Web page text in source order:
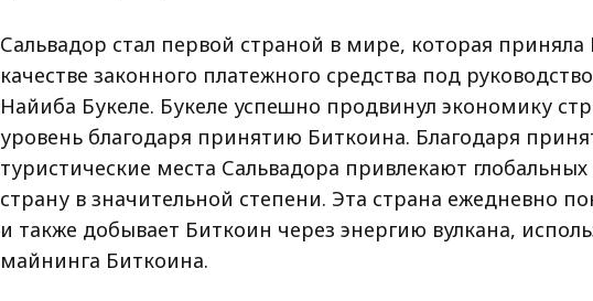
Сальвадор стал первой страной в мире, которая приняла
качестве законного платежного средства под
Найиба Букеле. Букеле успешно продвинул экономику
уровень благодаря принятию Биткоина. Благодаря
туристические места Сальвадора привлекают глобальных
страну в значительной степени. Эта страна ежедневно
и также добывает Биткоин через энергию вулкана,
майнинга Биткоина.